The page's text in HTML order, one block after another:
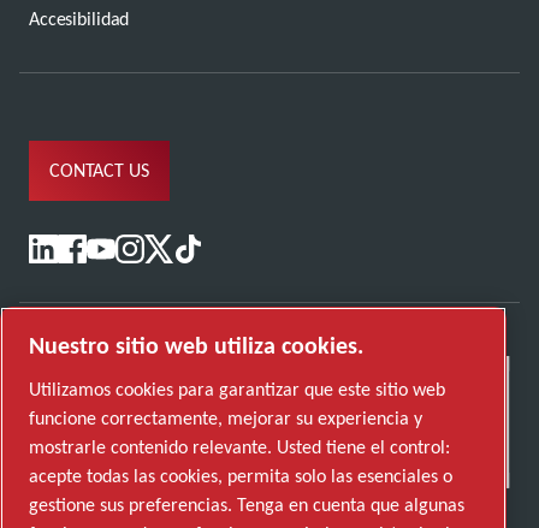
Accesibilidad
CONTACT US
Nuestro sitio web utiliza cookies.
Utilizamos cookies para garantizar que este sitio web
funcione correctamente, mejorar su experiencia y
mostrarle contenido relevante. Usted tiene el control:
acepte todas las cookies, permita solo las esenciales o
gestione sus preferencias. Tenga en cuenta que algunas